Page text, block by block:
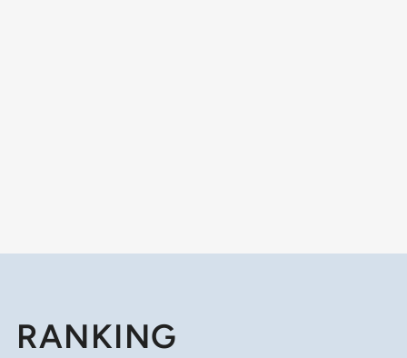
RANKING